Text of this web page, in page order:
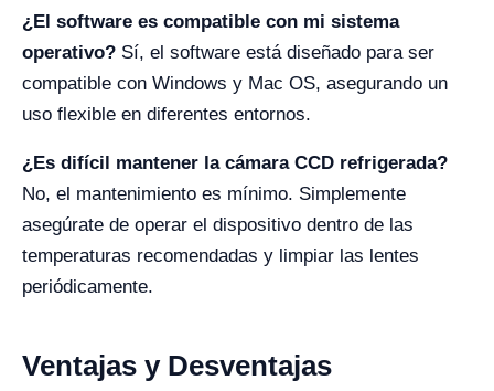
¿El software es compatible con mi sistema
operativo? Sí, el software está diseñado para ser
compatible con Windows y Mac OS, asegurando un
uso flexible en diferentes entornos.
¿Es difícil mantener la cámara CCD refrigerada?
No, el mantenimiento es mínimo. Simplemente
asegúrate de operar el dispositivo dentro de las
temperaturas recomendadas y limpiar las lentes
periódicamente.
Ventajas y Desventajas